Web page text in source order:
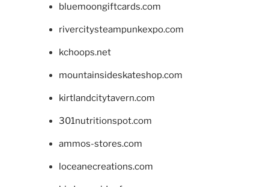
bluemoongiftcards.com
rivercitysteampunkexpo.com
kchoops.net
mountainsideskateshop.com
kirtlandcitytavern.com
301nutritionspot.com
ammos-stores.com
loceanecreations.com